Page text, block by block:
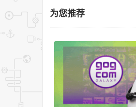
为您推荐